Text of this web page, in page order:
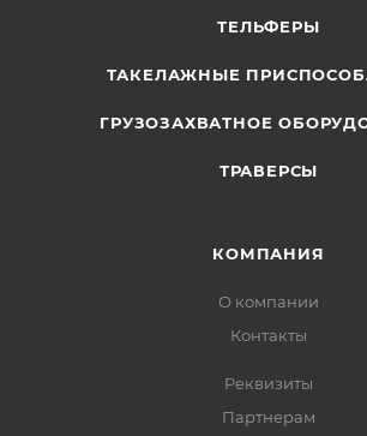
ТЕЛЬФЕРЫ
ТАКЕЛАЖНЫЕ
ГРУЗОЗАХВАТНОЕ
ТРАВЕРСЫ
КОМПАНИЯ
О компании
Контакты
Реквизиты
Партнерам